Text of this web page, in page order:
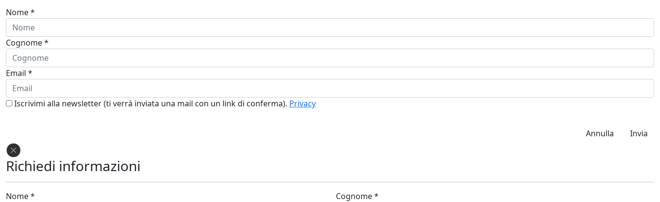
Nome *
Cognome *
Email *
Iscrivimi alla newsletter (ti verrà inviata una mail con un link di conferma). Privacy
Annulla Invia
Richiedi informazioni
Nome * Cognome *